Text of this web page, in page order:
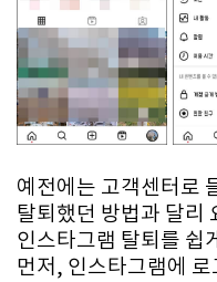
예전에는 고객센터로
탈퇴했던 방법과 달리
인스타그램 탈퇴를 쉽
먼저, 인스타그램에